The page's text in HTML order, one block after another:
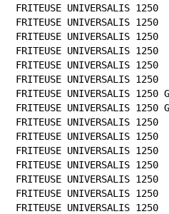
FRITEUSE UNIVERSALIS
FRITEUSE UNIVERSALIS
FRITEUSE UNIVERSALIS
FRITEUSE UNIVERSALIS
FRITEUSE UNIVERSALIS
FRITEUSE UNIVERSALIS
FRITEUSE UNIVERSALIS
FRITEUSE UNIVERSALIS 1250
FRITEUSE UNIVERSALIS
FRITEUSE UNIVERSALIS
FRITEUSE UNIVERSALIS
FRITEUSE UNIVERSALIS
FRITEUSE UNIVERSALIS 1250
FRITEUSE UNIVERSALIS
FRITEUSE UNIVERSALIS